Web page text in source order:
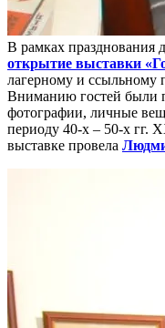
В рамках празднования
открытие выставки
лагерному и
Вниманию гостей были
фотографии, личные
периоду 40-х – 50-х гг.
выставке провела